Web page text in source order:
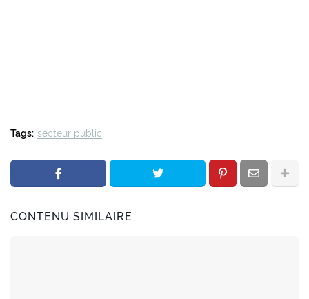
Tags: secteur public
CONTENU SIMILAIRE